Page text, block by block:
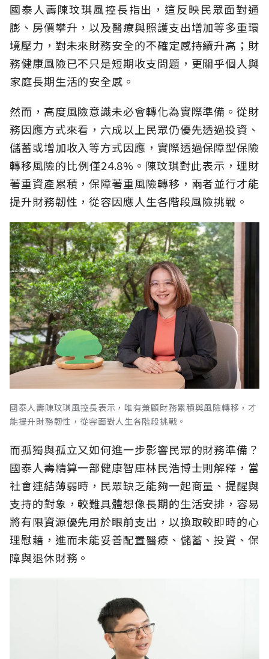
國泰人壽陳玟琪風控長指出，這反映民眾面對通
膨、房價攀升，以及醫療與照護支出增加等多重環
境壓力，對未來財務安全的不確定感持續升高；財
務健康風險已不只是短期收支問題，更關乎個人與
家庭長期生活的安全感。
然而，高度風險意識未必會轉化為實際準備。從財
務因應方式來看，六成以上民眾仍優先透過投資、
儲蓄或增加收入等方式因應，實際透過保障型保險
轉移風險的比例僅24.8%。陳玟琪對此表示，理財
著重資產累積，保障著重風險轉移，兩者並行才能
提升財務韌性，從容因應人生各階段風險挑戰。
國泰人壽陳玟琪風控長表示，唯有兼顧財務累積與風險轉移，才
能提升財務韌性，從容面對人生各階段挑戰。
而孤獨與孤立又如何進一步影響民眾的財務準備？
國泰人壽精算一部健康智庫林民浩博士則解釋，當
社會連結薄弱時，民眾缺乏能夠一起商量、提醒與
支持的對象，較難具體想像長期的生活安排，容易
將有限資源優先用於眼前支出，以換取較即時的心
理慰藉，進而未能妥善配置醫療、儲蓄、投資、保
障與退休財務。